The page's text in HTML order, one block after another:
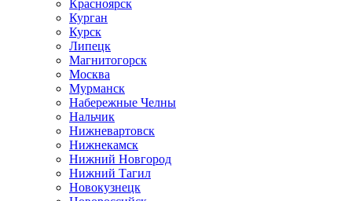
Красноярск
Курган
Курск
Липецк
Магнитогорск
Москва
Мурманск
Набережные Челны
Нальчик
Нижневартовск
Нижнекамск
Нижний Новгород
Нижний Тагил
Новокузнецк